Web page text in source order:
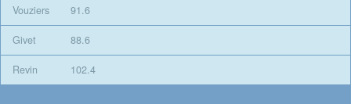
Vouziers 91.6
Givet 88.6
Revin 102.4